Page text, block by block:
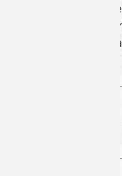
Wölfe am
und mit euch